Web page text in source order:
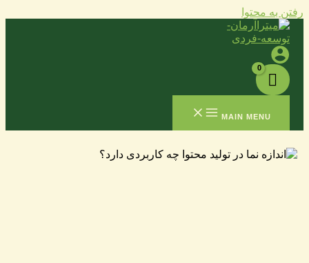
رفتن به محتوا
MAIN MENU